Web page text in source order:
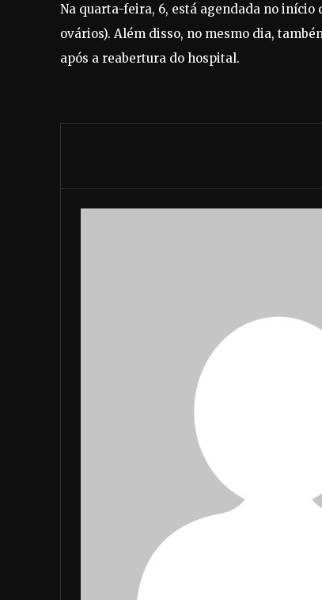
Na quarta-feira, 6, está agendada no
ovários). Além disso, no mesmo dia,
após a reabertura do hospital.